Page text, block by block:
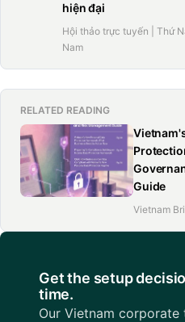
hiện đại
Hội thảo trực tuyến | Thứ
Nam
RELATED READING
Guide
Vietnam
Get the setup
time.
Our Vietnam